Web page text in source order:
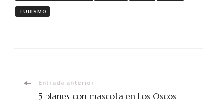
TURISMO
Navegación
Entrada anterior
5 planes con mascota en Los Oscos